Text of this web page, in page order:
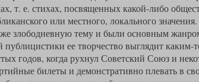
т. е. стихах, посвященных какой-либо
или местного, локального значения.
злободневную тему и были основным
ее творчество выглядит каким-
годов, когда рухнул Советский Союз и
билеты и демонстративно плевать в